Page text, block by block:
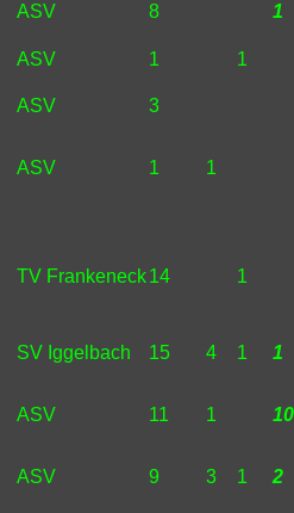
ASV 8 1
ASV 1
1
ASV 3
ASV 1 1
TV Frankeneck14 1
SV Iggelbach 15 4 1 1
ASV 11 1 10
ASV 9 3 1 2